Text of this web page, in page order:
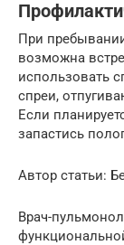
При
возможна
использовать
спреи,
Если
запастись
Автор статьи:
Врач-